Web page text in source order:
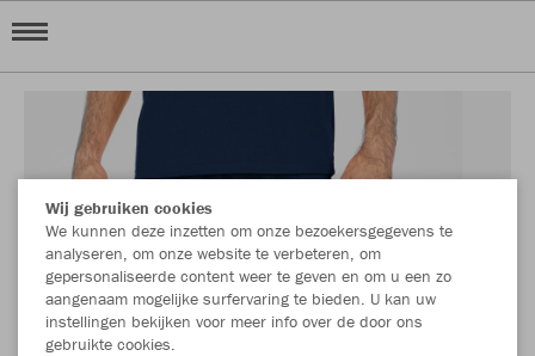
Wij gebruiken cookies
We kunnen deze inzetten om onze bezoekersgegevens te
analyseren, om onze website te verbeteren, om
gepersonaliseerde content weer te geven en om u een zo
aangenaam mogelijke surfervaring te bieden. U kan uw
instellingen bekijken voor meer info over de door ons
gebruikte cookies.